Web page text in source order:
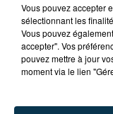
8h36
8h36
Vous pouvez accepter
sélectionnant les
Vous pouvez
accepter". Vos
pouvez mettre à jour
moment via le lien